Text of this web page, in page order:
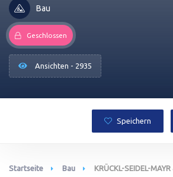
Bau
Geschlossen
Ansichten - 2935
Speichern
Startseite Bau
KRÜCKL-SEIDEL-